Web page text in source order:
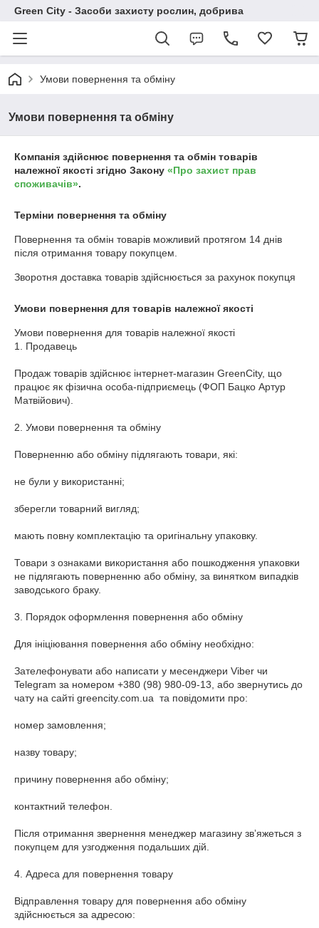
Green City - Засоби захисту рослин, добрива
Умови повернення та обміну
Умови повернення та обміну
Компанія здійснює повернення та обмін товарів
належної якості згідно Закону «Про захист прав
споживачів».
Терміни повернення та обміну
Повернення та обмін товарів можливий протягом 14 днів
після отримання товару покупцем.
Зворотня доставка товарів здійснюється за рахунок покупця
Умови повернення для товарів належної якості
Умови повернення для товарів належної якості
1. Продавець
Продаж товарів здійснює інтернет-магазин GreenCity, що
працює як фізична особа-підприємець (ФОП Бацко Артур
Матвійович).
2. Умови повернення та обміну
Поверненню або обміну підлягають товари, які:
не були у використанні;
зберегли товарний вигляд;
мають повну комплектацію та оригінальну упаковку.
Товари з ознаками використання або пошкодження упаковки
не підлягають поверненню або обміну, за винятком випадків
заводського браку.
3. Порядок оформлення повернення або обміну
Для ініціювання повернення або обміну необхідно:
Зателефонувати або написати у месенджери Viber чи
Telegram за номером +380 (98) 980-09-13, або звернутись до
чату на сайті greencity.com.ua  та повідомити про:
номер замовлення;
назву товару;
причину повернення або обміну;
контактний телефон.
Після отримання звернення менеджер магазину звʼяжеться з
покупцем для узгодження подальших дій.
4. Адреса для повернення товару
Відправлення товару для повернення або обміну
здійснюється за адресою: